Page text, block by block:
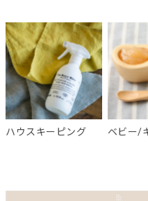
ハウスキーピング ベビー/